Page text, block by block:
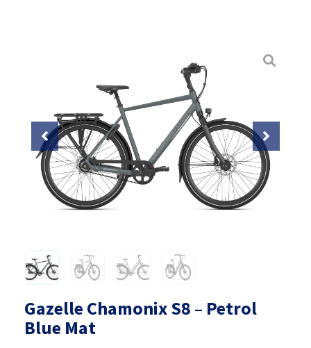
Gazelle Chamonix S8 – Petrol
Blue Mat